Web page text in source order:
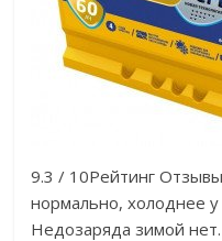
9.3 / 10Рейтинг
нормально, холоднее у
Недозаряда зимой нет.